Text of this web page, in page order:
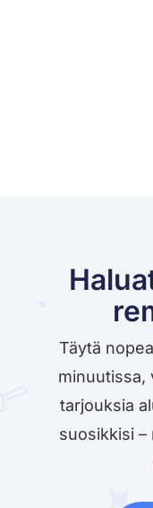
Täytä
minuutissa,
tarjouksia
suosikkisi –